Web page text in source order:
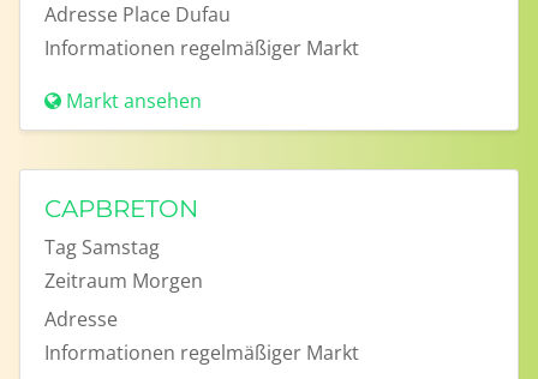
Adresse Place Dufau
Informationen regelmäßiger Markt
Markt ansehen
CAPBRETON
Tag Samstag
Zeitraum Morgen
Adresse
Informationen regelmäßiger Markt